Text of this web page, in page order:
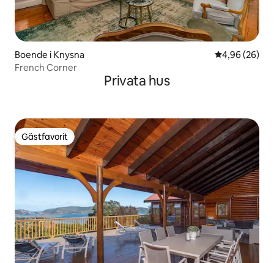
Boende i Knysna 4,96 av 5 i
4,96 (26)
French Corner
Privata hus
Gästfavorit
Gästfavorit